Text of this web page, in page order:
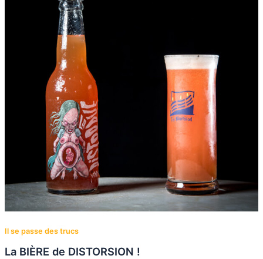
Il se passe des trucs
La BIÈRE de DISTORSION !